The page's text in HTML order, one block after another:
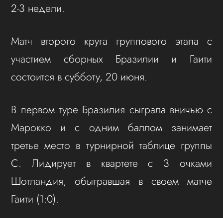
2-3 недели.
Матч второго круга группового этапа с
участием сборных Бразилии и Гаити
состоится в субботу, 20 июня.
В первом туре Бразилия сыграла вничью с
Марокко и с одним баллом занимает
третье место в турнирной таблице группы
С. Лидирует в квартете с 3 очками
Шотландия, обыгравшая в своем матче
Гаити (1:0).